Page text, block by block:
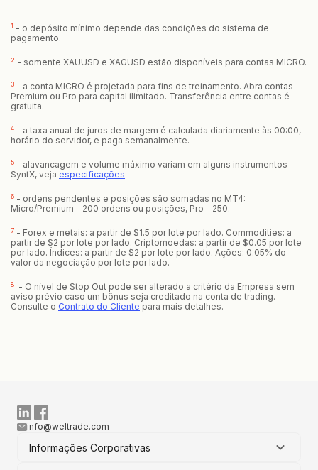
1 - o depósito mínimo depende das condições do sistema de
pagamento.
2 - somente XAUUSD e XAGUSD estão disponíveis para contas MICRO.
3 - a conta MICRO é projetada para fins de treinamento. Abra contas
Premium ou Pro para capital ilimitado. Transferência entre contas é
gratuita.
4 - a taxa anual de juros de margem é calculada diariamente às 00:00,
horário do servidor, e paga semanalmente.
5 - alavancagem e volume máximo variam em alguns instrumentos
SyntX, veja especificações
6 - ordens pendentes e posições são somadas no MT4:
Micro/Premium - 200 ordens ou posições, Pro - 250.
7 - Forex e metais: a partir de $1.5 por lote por lado. Commodities: a
partir de $2 por lote por lado. Criptomoedas: a partir de $0.05 por lote
por lado. Índices: a partir de $2 por lote por lado. Ações: 0.05% do
valor da negociação por lote por lado.
8
- O nível de Stop Out pode ser alterado a critério da Empresa sem
aviso prévio caso um bônus seja creditado na conta de trading.
Consulte o Contrato do Cliente para mais detalhes.
Informações Corporativas
info@weltrade.com